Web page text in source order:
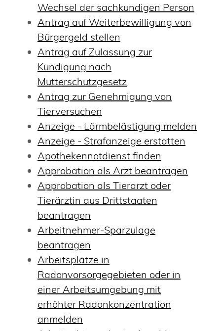
Wechsel der sachkundigen Person
Antrag auf Weiterbewilligung von
Bürgergeld stellen
Antrag auf Zulassung zur
Kündigung nach
Mutterschutzgesetz
Antrag zur Genehmigung von
Tierversuchen
Anzeige - Lärmbelästigung melden
Anzeige - Strafanzeige erstatten
Apothekennotdienst finden
Approbation als Arzt beantragen
Approbation als Tierarzt oder
Tierärztin aus Drittstaaten
beantragen
Arbeitnehmer-Sparzulage
beantragen
Arbeitsplätze in
Radonvorsorgegebieten oder in
einer Arbeitsumgebung mit
erhöhter Radonkonzentration
anmelden